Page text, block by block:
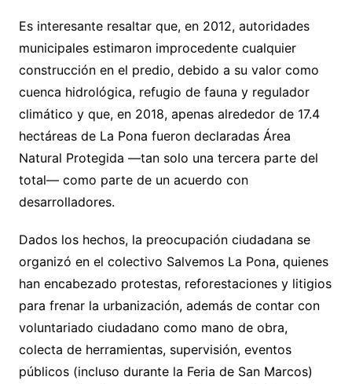
Es interesante resaltar que, en 2012, autoridades
municipales estimaron improcedente cualquier
construcción en el predio, debido a su valor como
cuenca hidrológica, refugio de fauna y regulador
climático y que, en 2018, apenas alrededor de 17.4
hectáreas de La Pona fueron declaradas Área
Natural Protegida —tan solo una tercera parte del
total— como parte de un acuerdo con
desarrolladores.
Dados los hechos, la preocupación ciudadana se
organizó en el colectivo Salvemos La Pona, quienes
han encabezado protestas, reforestaciones y litigios
para frenar la urbanización, además de contar con
voluntariado ciudadano como mano de obra,
colecta de herramientas, supervisión, eventos
públicos (incluso durante la Feria de San Marcos)